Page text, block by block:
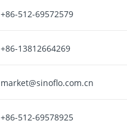
+86-512-69572579
+86-13812664269
market@sinoflo.com.cn
+86-512-69578925